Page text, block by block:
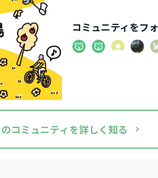
コミュニティをフ
コミュニティを詳しく知る